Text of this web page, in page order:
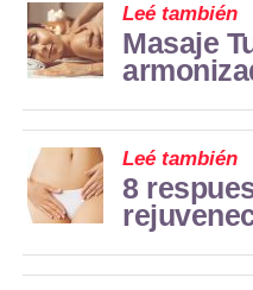
Leé también
Masaje
Leé también
8